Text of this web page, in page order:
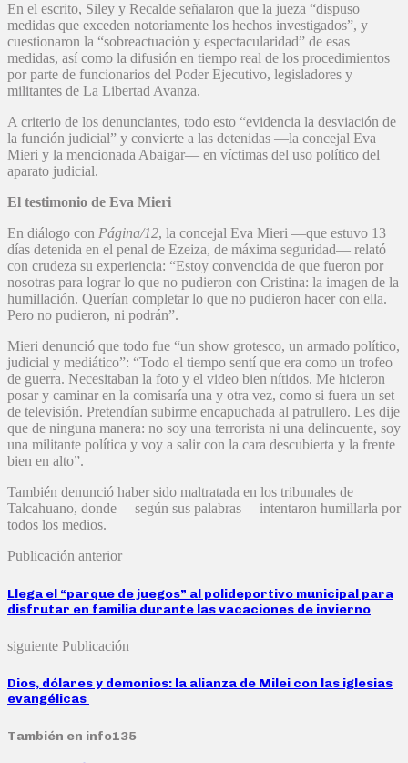
En el escrito, Siley y Recalde señalaron que la jueza “dispuso
medidas que exceden notoriamente los hechos investigados”, y
cuestionaron la “sobreactuación y espectacularidad” de esas
medidas, así como la difusión en tiempo real de los procedimientos
por parte de funcionarios del Poder Ejecutivo, legisladores y
militantes de La Libertad Avanza.
A criterio de los denunciantes, todo esto “evidencia la desviación de
la función judicial” y convierte a las detenidas —la concejal Eva
Mieri y la mencionada Abaigar— en víctimas del uso político del
aparato judicial.
El testimonio de Eva Mieri
En diálogo con Página/12, la concejal Eva Mieri —que estuvo 13
días detenida en el penal de Ezeiza, de máxima seguridad— relató
con crudeza su experiencia: “Estoy convencida de que fueron por
nosotras para lograr lo que no pudieron con Cristina: la imagen de la
humillación. Querían completar lo que no pudieron hacer con ella.
Pero no pudieron, ni podrán”.
Mieri denunció que todo fue “un show grotesco, un armado político,
judicial y mediático”: “Todo el tiempo sentí que era como un trofeo
de guerra. Necesitaban la foto y el video bien nítidos. Me hicieron
posar y caminar en la comisaría una y otra vez, como si fuera un set
de televisión. Pretendían subirme encapuchada al patrullero. Les dije
que de ninguna manera: no soy una terrorista ni una delincuente, soy
una militante política y voy a salir con la cara descubierta y la frente
bien en alto”.
También denunció haber sido maltratada en los tribunales de
Talcahuano, donde —según sus palabras— intentaron humillarla por
todos los medios.
Publicación anterior
Llega el “parque de juegos” al polideportivo municipal para
disfrutar en familia durante las vacaciones de invierno
siguiente Publicación
Dios, dólares y demonios: la alianza de Milei con las iglesias
evangélicas
También en info135